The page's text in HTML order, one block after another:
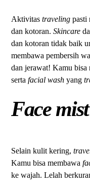
Aktivitas traveling pasti
dan kotoran.Skincare
dan kotoran tidak baik
membawa pembersih
dan jerawat! Kamu
sertafacial washyang
Face mist
Selain kulit kering,
Kamu bisa membawa
ke wajah. Lelah